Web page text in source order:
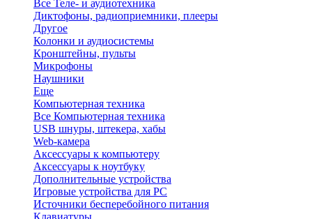
Все Теле- и аудиотехника
Диктофоны, радиоприемники, плееры
Другое
Колонки и аудиосистемы
Кронштейны, пульты
Микрофоны
Наушники
Еще
Компьютерная техника
Все Компьютерная техника
USB шнуры, штекера, хабы
Web-камера
Аксессуары к компьютеру
Аксессуары к ноутбуку
Дополнительные устройства
Игровые устройства для PC
Источники бесперебойного питания
Клавиатуры